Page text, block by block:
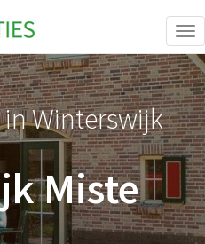
Winterswijk
Miste